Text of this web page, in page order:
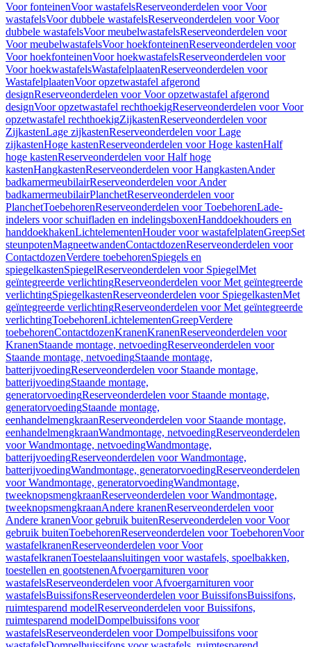
Voor fonteinenVoor wastafelsReserveonderdelen voor Voor
wastafelsVoor dubbele wastafelsReserveonderdelen voor Voor
dubbele wastafelsVoor meubelwastafelsReserveonderdelen voor
Voor meubelwastafelsVoor hoekfonteinenReserveonderdelen voor
Voor hoekfonteinenVoor hoekwastafelsReserveonderdelen voor
Voor hoekwastafelsWastafelplaatenReserveonderdelen voor
WastafelplaatenVoor opzetwastafel afgerond
designReserveonderdelen voor Voor opzetwastafel afgerond
designVoor opzetwastafel rechthoekigReserveonderdelen voor Voor
opzetwastafel rechthoekigZijkastenReserveonderdelen voor
ZijkastenLage zijkastenReserveonderdelen voor Lage
zijkastenHoge kastenReserveonderdelen voor Hoge kastenHalf
hoge kastenReserveonderdelen voor Half hoge
kastenHangkastenReserveonderdelen voor HangkastenAnder
badkamermeubilairReserveonderdelen voor Ander
badkamermeubilairPlanchetReserveonderdelen voor
PlanchetToebehorenReserveonderdelen voor ToebehorenLade-
indelers voor schuifladen en indelingsboxenHanddoekhouders en
handdoekhakenLichtelementenHouder voor wastafelplatenGreepSet
steunpotenMagneetwandenContactdozenReserveonderdelen voor
ContactdozenVerdere toebehorenSpiegels en
spiegelkastenSpiegelReserveonderdelen voor SpiegelMet
geïntegreerde verlichtingReserveonderdelen voor Met geïntegreerde
verlichtingSpiegelkastenReserveonderdelen voor SpiegelkastenMet
geïntegreerde verlichtingReserveonderdelen voor Met geïntegreerde
verlichtingToebehorenLichtelementenGreepVerdere
toebehorenContactdozenKranenKranenReserveonderdelen voor
KranenStaande montage, netvoedingReserveonderdelen voor
Staande montage, netvoedingStaande montage,
batterijvoedingReserveonderdelen voor Staande montage,
batterijvoedingStaande montage,
generatorvoedingReserveonderdelen voor Staande montage,
generatorvoedingStaande montage,
eenhandelmengkraanReserveonderdelen voor Staande montage,
eenhandelmengkraanWandmontage, netvoedingReserveonderdelen
voor Wandmontage, netvoedingWandmontage,
batterijvoedingReserveonderdelen voor Wandmontage,
batterijvoedingWandmontage, generatorvoedingReserveonderdelen
voor Wandmontage, generatorvoedingWandmontage,
tweeknopsmengkraanReserveonderdelen voor Wandmontage,
tweeknopsmengkraanAndere kranenReserveonderdelen voor
Andere kranenVoor gebruik buitenReserveonderdelen voor Voor
gebruik buitenToebehorenReserveonderdelen voor ToebehorenVoor
wastafelkranenReserveonderdelen voor Voor
wastafelkranenToestelaansluitingen voor wastafels, spoelbakken,
toestellen en gootstenenAfvoergarnituren voor
wastafelsReserveonderdelen voor Afvoergarnituren voor
wastafelsBuissifonsReserveonderdelen voor BuissifonsBuissifons,
ruimtesparend modelReserveonderdelen voor Buissifons,
ruimtesparend modelDompelbuissifons voor
wastafelsReserveonderdelen voor Dompelbuissifons voor